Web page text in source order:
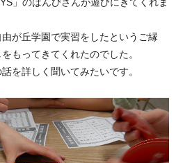
が丘学園で実習をしたというご縁
もってきてくれたのでした。
を詳しく聞いてみたいです。